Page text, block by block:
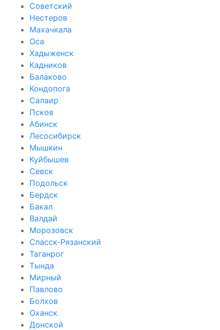
Советский
Нестеров
Махачкала
Оса
Хадыженск
Кадников
Балаково
Кондопога
Салаир
Псков
Абинск
Лесосибирск
Мышкин
Куйбышев
Севск
Подольск
Бердск
Бакал
Валдай
Морозовск
Спасск-Рязанский
Таганрог
Тында
Мирный
Павлово
Болхов
Оханск
Донской